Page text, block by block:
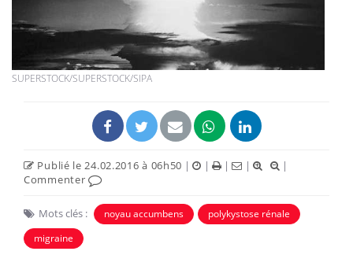
SUPERSTOCK/SUPERSTOCK/SIPA
Publié le 24.02.2016 à 06h50 | | | |
|
Commenter
Mots clés : noyau accumbens
polykystose rénale
migraine